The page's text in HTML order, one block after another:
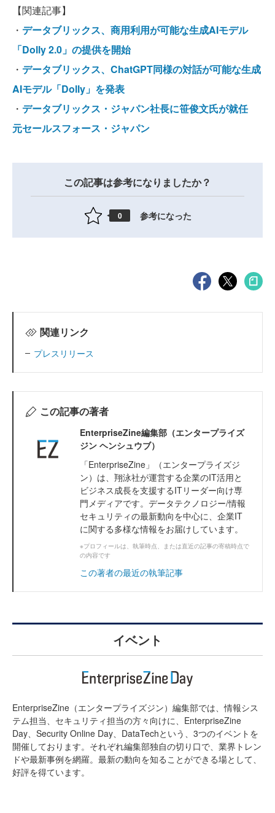
【関連記事】
・ データブリックス、商用利用が可能な生成AIモデル
「Dolly 2.0」の提供を開始
・ データブリックス、ChatGPT同様の対話が可能な生成
AIモデル「Dolly」を発表
・ データブリックス・ジャパン社長に笹俊文氏が就任
元セールスフォース・ジャパン
この記事は参考になりましたか？
0 参考になった
関連リンク
プレスリリース
この記事の著者
EnterpriseZine編集部（エンタープライズ
ジン ヘンシュウブ）
「EnterpriseZine」（エンタープライズジ
ン）は、翔泳社が運営する企業のIT活用と
ビジネス成長を支援するITリーダー向け専
門メディアです。データテクノロジー/情報
セキュリティの最新動向を中心に、企業IT
に関する多様な情報をお届けしています。
※プロフィールは、執筆時点、または直近の記事の寄稿時点で
の内容です
この著者の最近の執筆記事
イベント
EnterpriseZine（エンタープライズジン）編集部では、情報シス
テム担当、セキュリティ担当の方々向けに、EnterpriseZine
Day、Security Online Day、DataTechという、3つのイベントを
開催しております。それぞれ編集部独自の切り口で、業界トレン
ドや最新事例を網羅。最新の動向を知ることができる場として、
好評を得ています。